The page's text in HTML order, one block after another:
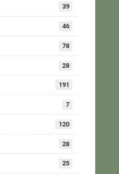
39
46
78
28
191
7
120
28
25